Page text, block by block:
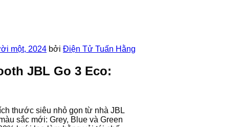
một, 2024 bởi Điện Tử Tuấn Hằng
JBL Go 3 Eco:
thước siêu nhỏ gọn từ nhà JBL
sắc mới: Grey, Blue và Green